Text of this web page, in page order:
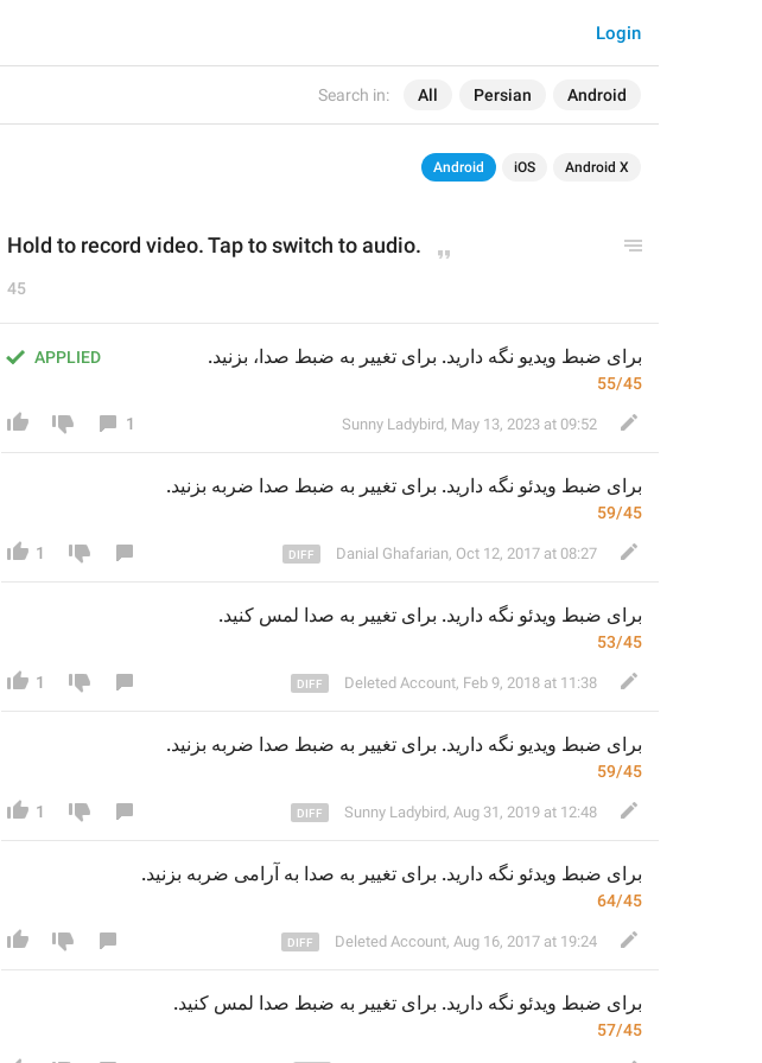
Search in: All Persian Android
Login
Android iOS Android X
Hold to record video. Tap to switch to audio.
45
APPLIED برای ضبط ویدیو نگه دارید. برای تغییر به ضبط صدا، بزنید.
55/45
1 Sunny Ladybird, May 13, 2023 at 09:52
برای ضبط ویدئو نگه دارید. برای تغییر به ضبط صدا ضربه بزنید.
59/45
1 Danial Ghafarian, Oct 12, 2017 at 08:27
برای ضبط ویدئو نگه دارید. برای تغییر به صدا لمس کنید.
53/45
1 Deleted Account, Feb 9, 2018 at 11:38
برای ضبط ویدیو نگه دارید. برای تغییر به ضبط صدا ضربه بزنید.
59/45
1 Sunny Ladybird, Aug 31, 2019 at 12:48
برای ضبط ویدئو نگه دارید. برای تغییر به صدا به آرامی ضربه بزنید.
64/45
Deleted Account, Aug 16, 2017 at 19:24
برای ضبط ویدئو نگه دارید. برای تغییر به ضبط صدا لمس کنید.
57/45